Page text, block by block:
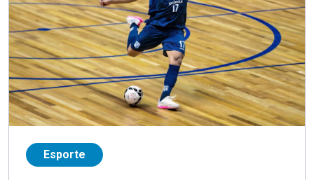
Esporte